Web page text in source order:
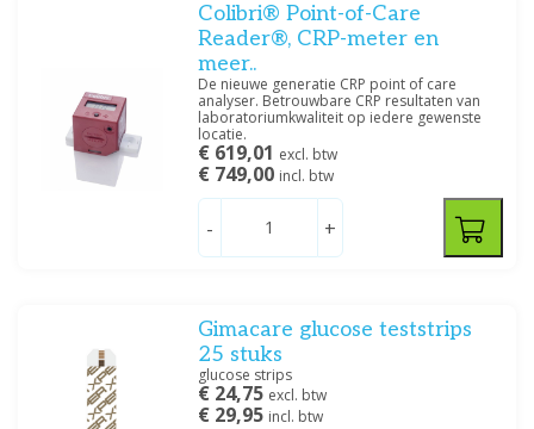
Colibri® Point-of-Care
Reader®, CRP-meter en
meer..
De nieuwe generatie CRP point of care
analyser. Betrouwbare CRP resultaten van
laboratoriumkwaliteit op iedere gewenste
locatie.
€ 619,01 excl. btw
€ 749,00 incl. btw
- +
Gimacare glucose teststrips
25 stuks
glucose strips
€ 24,75 excl. btw
€ 29,95 incl. btw